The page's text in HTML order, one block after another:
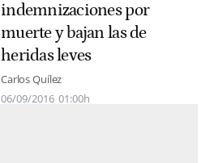
indemnizaciones por
muerte y bajan las de
heridas leves
Carlos Quílez
06/09/2016 01:00h